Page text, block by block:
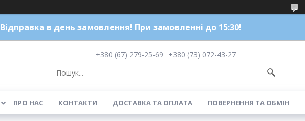
Відправка в день замовлення! При замовленні до 15:30!
+380 (67) 279-25-69
+380 (73) 072-43-27
ПРО НАС КОНТАКТИ ДОСТАВКА ТА ОПЛАТА ПОВЕРНЕННЯ ТА ОБМІН